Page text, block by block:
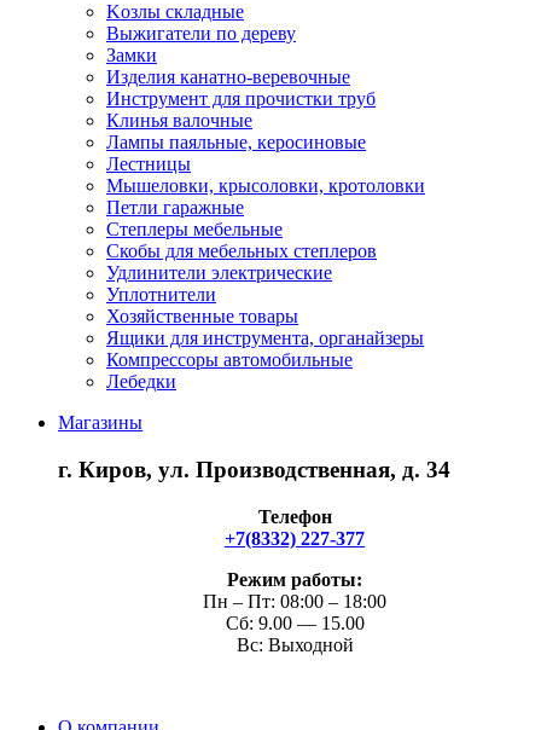
Kозлы складные
Выжигатели по дереву
Замки
Изделия канатно-веревочные
Инструмент для прочистки труб
Клинья валочные
Лампы паяльные, керосиновые
Лестницы
Мышеловки, крысоловки, кротоловки
Петли гаражные
Степлеры мебельные
Скобы для мебельных степлеров
Удлинители электрические
Уплотнители
Хозяйственные товары
Ящики для инструмента, органайзеры
Компрессоры автомобильные
Лебедки
Магазины
г. Киров, ул. Производственная, д. 34
Телефон
+7(8332) 227-377
Режим работы:
Пн – Пт: 08:00 – 18:00
Сб: 9.00 — 15.00
Вс: Выходной